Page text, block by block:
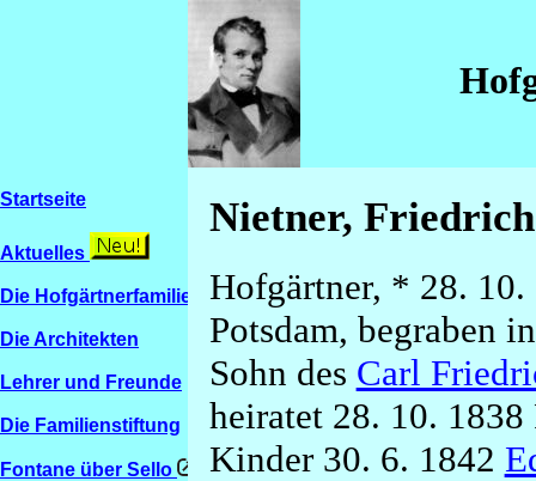
Startseite
Aktuelles
Die Hofgärtnerfamilien
Die Architekten
Lehrer und Freunde
Die Familienstiftung
Fontane über Sello
Nietner,
Hofgärtner, * 28.
Potsdam, begraben
Sohn des Carl
heiratet 28. 10. 1838
Kinder 30. 6. 1842